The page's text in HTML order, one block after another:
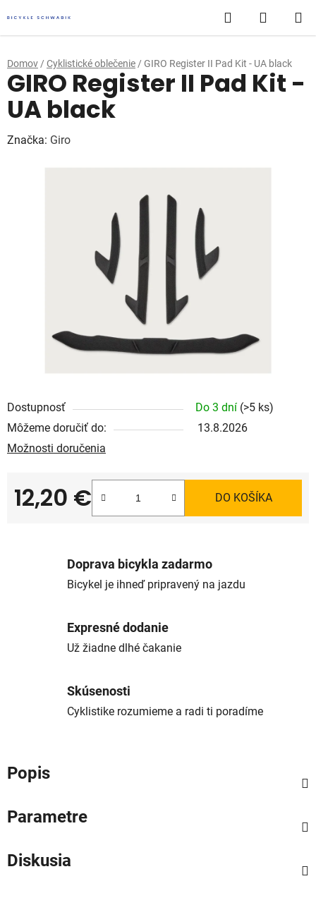
na
obsah
Hľadať
KOŠÍK
Domov / Cyklistické oblečenie / GIRO Register II Pad Kit - UA black
Dostupnosť Do 3 dní (>5 ks)
Môžeme doručiť do:
13.8.2026
Možnosti doručenia
12,20 €
Jednotková cena:
DO KOŠÍKA
GIRO Register II Pad Kit -
UA black
Značka: Giro
Doprava bicykla zadarmo
Bicykel je ihneď pripravený na jazdu
Expresné dodanie
Už žiadne dlhé čakanie
Skúsenosti
Cyklistike rozumieme a radi ti poradíme
Popis
Parametre
Diskusia